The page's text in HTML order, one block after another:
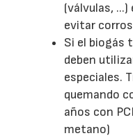
(válvulas,
evitar
Si el biogás
deben
especiales.
quemando
años con
metano)